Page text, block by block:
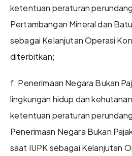
ketentuan peraturan
Pertambangan Mineral dan
sebagai Kelanjutan Operasi
diterbitkan;
f. Penerimaan Negara Bukan
lingkungan hidup dan
ketentuan peraturan
Penerimaan Negara Bukan
saat IUPK sebagai Kelanjutan